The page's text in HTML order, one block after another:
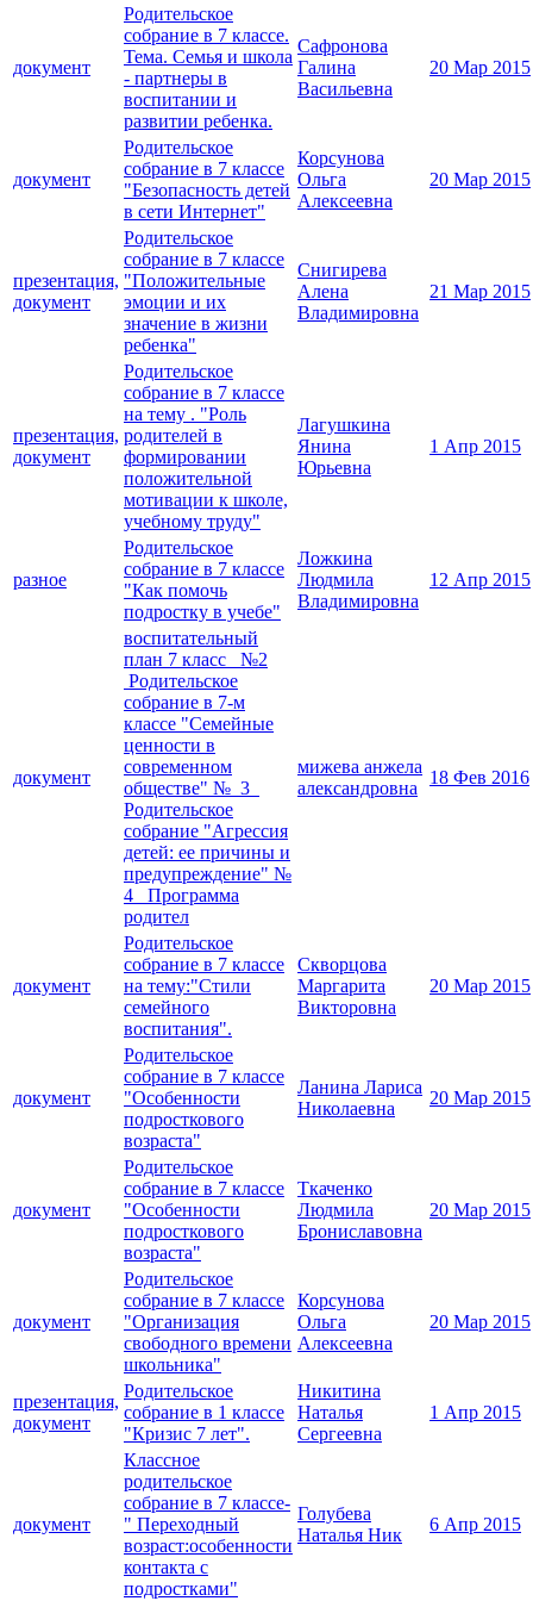
документ
Родительское
собрание в 7 классе.
Тема. Семья и школа
- партнеры в
воспитании и
развитии ребенка.
Сафронова
Галина
Васильевна
20 Мар 2015
документ
Родительское
собрание в 7 классе
"Безопасность детей
в сети Интернет"
Корсунова
Ольга
Алексеевна
20 Мар 2015
презентация,
документ
Родительское
собрание в 7 классе
"Положительные
эмоции и их
значение в жизни
ребенка"
Снигирева
Алена
Владимировна
21 Мар 2015
презентация,
документ
Родительское
собрание в 7 классе
на тему . "Роль
родителей в
формировании
положительной
мотивации к школе,
учебному труду"
Лагушкина
Янина
Юрьевна
1 Апр 2015
разное
Родительское
собрание в 7 классе
"Как помочь
подростку в учебе"
Ложкина
Людмила
Владимировна
12 Апр 2015
документ
воспитательный
план 7 класс №2
Родительское
собрание в 7-м
классе "Семейные
ценности в
современном
обществе" № 3
Родительское
собрание "Агрессия
детей: ее причины и
предупреждение" №
4 Программа
родител
мижева анжела
александровна
18 Фев 2016
документ
Родительское
собрание в 7 классе
на тему:"Стили
семейного
воспитания".
Скворцова
Маргарита
Викторовна
20 Мар 2015
документ
Родительское
собрание в 7 классе
"Особенности
подросткового
возраста"
Ланина Лариса
Николаевна
20 Мар 2015
документ
Родительское
собрание в 7 классе
"Особенности
подросткового
возраста"
Ткаченко
Людмила
Брониславовна
20 Мар 2015
документ
Родительское
собрание в 7 классе
"Организация
свободного времени
школьника"
Корсунова
Ольга
Алексеевна
20 Мар 2015
презентация,
документ
Родительское
собрание в 1 классе
"Кризис 7 лет".
Никитина
Наталья
Сергеевна
1 Апр 2015
документ
Классное
родительское
собрание в 7 классе-
" Переходный
возраст:особенности
контакта с
подростками"
Голубева
Наталья Ник
6 Апр 2015